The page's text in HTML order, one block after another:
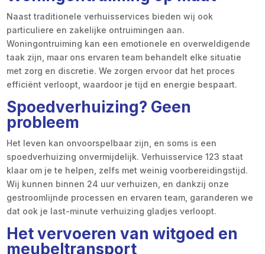
Naast traditionele verhuisservices bieden wij ook
particuliere en zakelijke ontruimingen aan.
Woningontruiming kan een emotionele en overweldigende
taak zijn, maar ons ervaren team behandelt elke situatie
met zorg en discretie. We zorgen ervoor dat het proces
efficiënt verloopt, waardoor je tijd en energie bespaart.
Spoedverhuizing? Geen
probleem
Het leven kan onvoorspelbaar zijn, en soms is een
spoedverhuizing onvermijdelijk. Verhuisservice 123 staat
klaar om je te helpen, zelfs met weinig voorbereidingstijd.
Wij kunnen binnen 24 uur verhuizen, en dankzij onze
gestroomlijnde processen en ervaren team, garanderen we
dat ook je last-minute verhuizing gladjes verloopt.
Het vervoeren van witgoed en
meubeltransport